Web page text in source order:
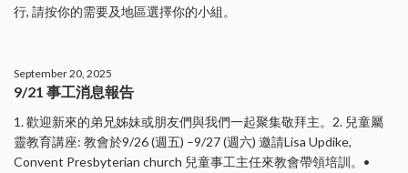
行, 請按你的需要及地區選擇你的小組。
September 20, 2025
9/21 事工消息報告
1. 歡迎新來的弟兄姊妹或朋友們與我們一起聚集敬拜主。2. 兒童屬
靈教育講座: 教會於9/26 (週五) –9/27 (週六) 邀請Lisa Updike,
Convent Presbyterian church 兒童事工主任來教會帶領培訓。•